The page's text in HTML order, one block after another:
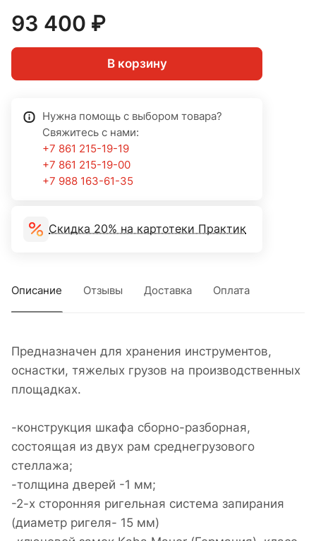
93 400 ₽
В корзину
Нужна помощь с выбором товара?
Свяжитесь с нами:
+7 861 215-19-19
+7 861 215-19-00
+7 988 163-61-35
Скидка 20% на картотеки Практик
Описание Отзывы Доставка Оплата
Предназначен для хранения инструментов,
оснастки, тяжелых грузов на производственных
площадках.
-конструкция шкафа сборно-разборная,
состоящая из двух рам среднегрузового
стеллажа;
-толщина дверей -1 мм;
-2-х сторонняя ригельная система запирания
(диаметр ригеля- 15 мм)